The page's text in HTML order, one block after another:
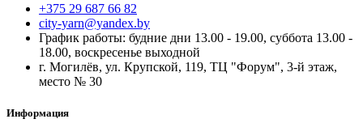
+375 29 687 66 82
city-yarn@yandex.by
График работы: будние дни 13.00 - 19.00, суббота 13.00 -
18.00, воскресенье выходной
г. Могилёв, ул. Крупской, 119, ТЦ "Форум", 3-й этаж,
место № 30
Информация